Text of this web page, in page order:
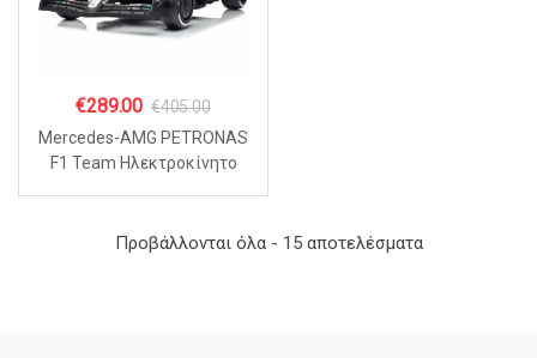
€289.00 €405.00
Mercedes-AMG PETRONAS
F1 Team Ηλεκτροκίνητο
Bluetooth &
Προβάλλονται όλα - 15 αποτελέσματαSorted